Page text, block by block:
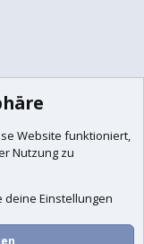
Website funktioniert,
Nutzung zu
Einstellungen